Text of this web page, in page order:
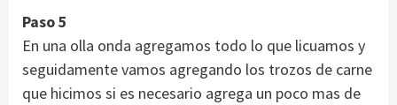
Paso 5
En una olla onda agregamos todo lo que licuamos y
seguidamente vamos agregando los trozos de carne
que hicimos si es necesario agrega un poco mas de